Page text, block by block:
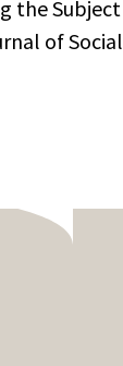
the Subject
of Social